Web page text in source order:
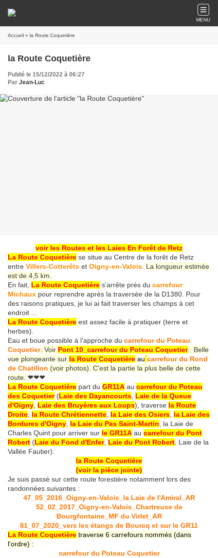
MENU
Accueil » la Route Coquetière
la Route Coquetière
Publié le 15/12/2022 à 06:27
Par Jean-Luc
voir les Routes et les Laies En Forêt de Retz
La Route Coquetière se situe au Centre de la forêt de Retz
entre Villers-Cotterêts et Oigny-en-Valois La longueur estimée
est de 4,5 km.
En fait, La Route Coquetière s'arrête prés du carrefour
Michaux pour reprendre après la traversée de la D1380. Pour
des raisons pratiques, je lui ai fait traverser les champs à cet
endroit ...
La Route Coquetière est assez facile à pratiquer (terre et
herbes).
Eau et boue possible à l'approche du carrefour du Poteau
Coquetier . Voir Pont 10_carrefour du Poteau Coquetier . Belle
vue plongeante sur la Route Coquetière au carrefour du Rond
de Chatillon (voir photos). C'est la partie la plus belle de cette
route. ❤❤❤
La Route Coquetière part du GR11A au carrefour du Poteau
des Coquetier(Laie des Dayancourts Laie de la Queue
d'Oigny Laie des Bruyères aux Loups), traverse la Route
Droite la Route Chrétiennette la Laie des Osiers la Laie des
Bordures d'Oigny la Laie du Pas Saint-Martin , la Laie de
Charles Quint pour arriver sur le GR11A au carrefour du Pont
Robert (Laie du Fond d'Enfer, Laie du Pont Robert , Laie de la
Vallée Fautier).
la Route Coquetière
(voir la pièce jointe)
Je suis passé sur cette route forestière notamment lors des
randonnées suivantes :
47_05_2016_Oigny-en-Valois_la Laie de l'Amiral_AR
52_02_2017_Oigny-en-Valois_Chartreuse de
Bourgfontaine_MF du Virlet_AR
81_07_2020_vers les étangs de Bourcq et sur le GR11
La Route Coquetière traverse 6 carrefours nommés (dans
l'ordre) :
carrefour du Poteau Coquetier